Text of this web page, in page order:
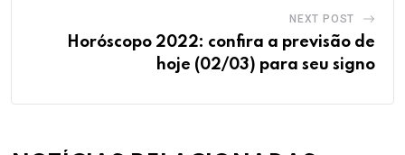
NEXT POST
Horóscopo 2022: confira a previsão de
hoje (02/03) para seu signo